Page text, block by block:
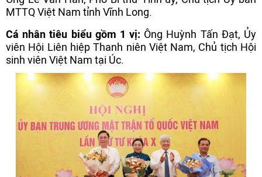
MTTQ Việt Nam tỉnh Vĩnh Long.
Cá nhân tiêu biểu gồm 1 vị: Ông Huỳnh Tấn Đạt, Ủy
viên Hội Liên hiệp Thanh niên Việt Nam, Chủ tịch Hội
sinh viên Việt Nam tại Úc.